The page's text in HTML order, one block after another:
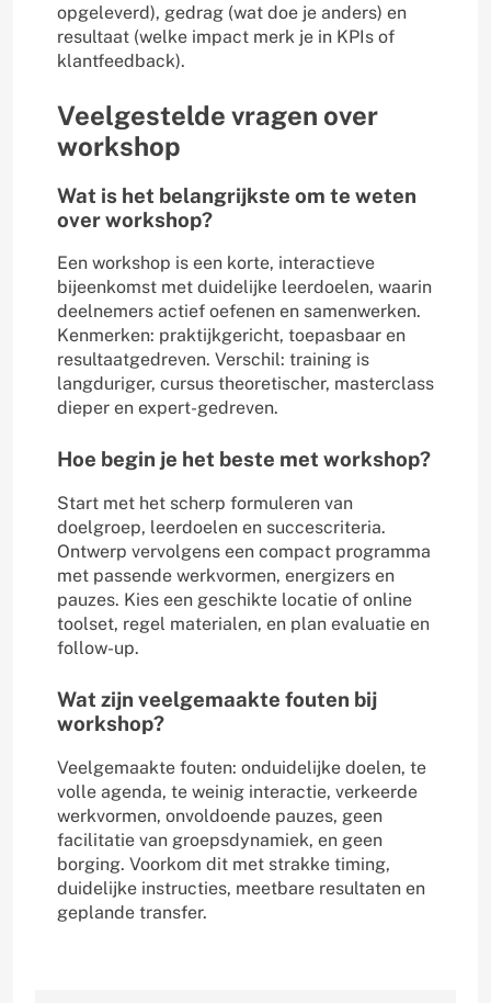
opgeleverd), gedrag (wat doe je anders) en
resultaat (welke impact merk je in KPIs of
klantfeedback).
Veelgestelde vragen over
workshop
Wat is het belangrijkste om te weten
over workshop?
Een workshop is een korte, interactieve
bijeenkomst met duidelijke leerdoelen, waarin
deelnemers actief oefenen en samenwerken.
Kenmerken: praktijkgericht, toepasbaar en
resultaatgedreven. Verschil: training is
langduriger, cursus theoretischer, masterclass
dieper en expert-gedreven.
Hoe begin je het beste met workshop?
Start met het scherp formuleren van
doelgroep, leerdoelen en succescriteria.
Ontwerp vervolgens een compact programma
met passende werkvormen, energizers en
pauzes. Kies een geschikte locatie of online
toolset, regel materialen, en plan evaluatie en
follow-up.
Wat zijn veelgemaakte fouten bij
workshop?
Veelgemaakte fouten: onduidelijke doelen, te
volle agenda, te weinig interactie, verkeerde
werkvormen, onvoldoende pauzes, geen
facilitatie van groepsdynamiek, en geen
borging. Voorkom dit met strakke timing,
duidelijke instructies, meetbare resultaten en
geplande transfer.